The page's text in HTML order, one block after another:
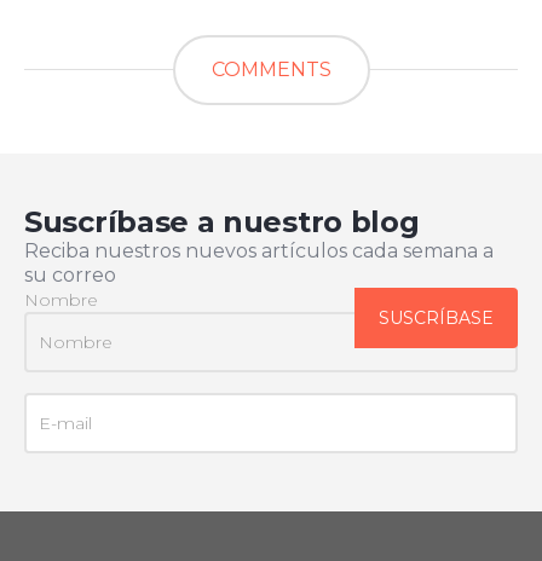
COMMENTS
Suscríbase a nuestro blog
Reciba nuestros nuevos artículos cada semana a
su correo
Nombre